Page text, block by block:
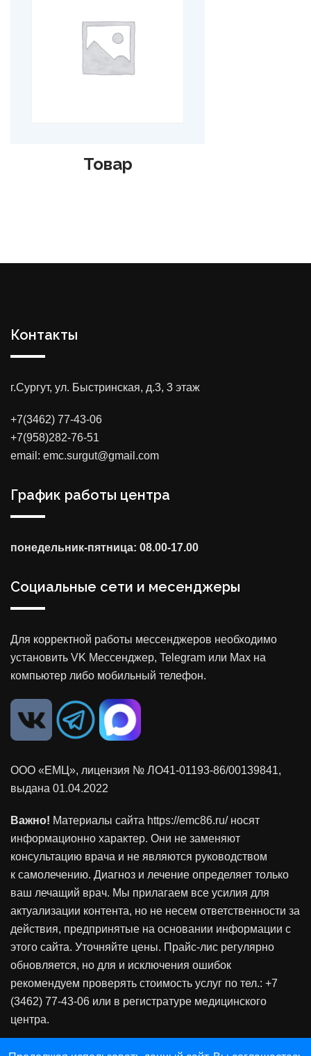
Товар
Контакты
г.Сургут, ул. Быстринская, д.3, 3 этаж
+7(3462) 77-43-06
+7(958)282-76-51
email: emc.surgut@gmail.com
График работы центра
понедельник-пятница: 08.00-17.00
Социальные сети и месенджеры
Для корректной работы мессенджеров необходимо
установить VK Мессенджер, Telegram или Max на
компьютер либо мобильный телефон.
ООО «ЕМЦ», лицензия № ЛО41-01193-86/00139841,
выдана 01.04.2022
Важно! Материалы сайта https://emc86.ru/ носят
информационно характер. Они не заменяют
консультацию врача и не являются руководством
к самолечению. Диагноз и лечение определяет только
ваш лечащий врач. Мы прилагаем все усилия для
актуализации контента, но не несем ответственности за
действия, предпринятые на основании информации с
этого сайта. Уточняйте цены. Прайс-лис регулярно
обновляется, но для и исключения ошибок
рекомендуем проверять стоимость услуг по тел.: +7
(3462) 77-43-06 или в регистратуре медицинского
центра.